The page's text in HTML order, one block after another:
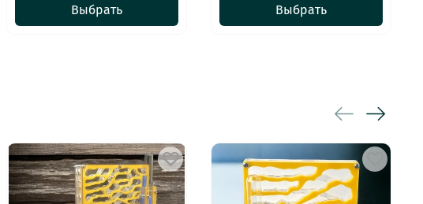
Выбрать Выбрать